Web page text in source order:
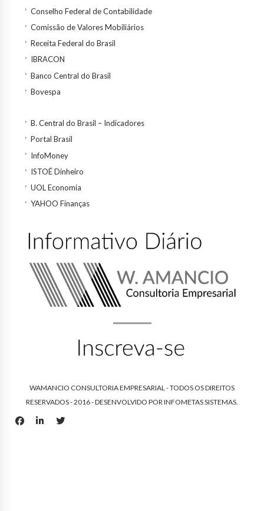
Conselho Federal de Contabilidade
Comissão de Valores Mobiliários
Receita Federal do Brasil
IBRACON
Banco Central do Brasil
Bovespa
B. Central do Brasil – Indicadores
Portal Brasil
InfoMoney
ISTOÉ Dinheiro
UOL Economia
YAHOO Finanças
WAMANCIO CONSULTORIA EMPRESARIAL - TODOS OS DIREITOS
RESERVADOS - 2016 - DESENVOLVIDO POR INFOMETAS SISTEMAS